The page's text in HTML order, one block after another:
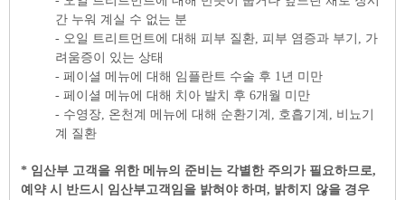
간 누워 계실 수 없는 분
- 오일 트리트먼트에 대해 피부 질환 피부 염증과 부기
가
려움증이 있는 상태
- 페이셜 메뉴에 대해 임플란트 수술 후 1 년 미만
- 페이셜 메뉴에 대해 치아 발치 후 6개월 미만
- 수영장 온천계 메뉴에 대해 순환기계 호흡기계
비뇨기
계 질환
* 임산부 고객을 위한 메뉴의 준비는 각별한 주의가 필요하므로,
예약 시 반드시 임산부고객임을 밝혀야 하며, 밝히지 않을 경우